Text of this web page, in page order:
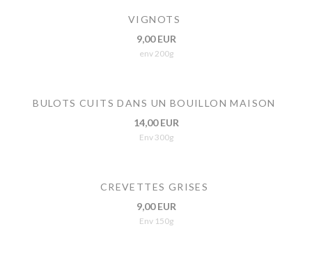
VIGNOTS
9,00 EUR
env 200g
BULOTS CUITS DANS UN BOUILLON MAISON
14,00 EUR
Env 300g
CREVETTES GRISES
9,00 EUR
Env 150g